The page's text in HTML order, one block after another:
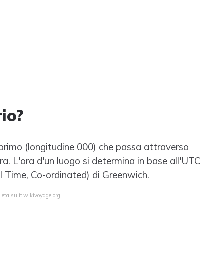
(longitudine 000) che passa attraverso
L'ora d'un luogo si determina in base all'UTC
Co-ordinated) di Greenwich.
su it.wikivoyage.org